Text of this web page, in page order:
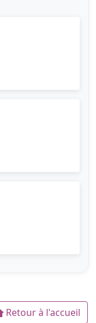
Retour à l'accueil